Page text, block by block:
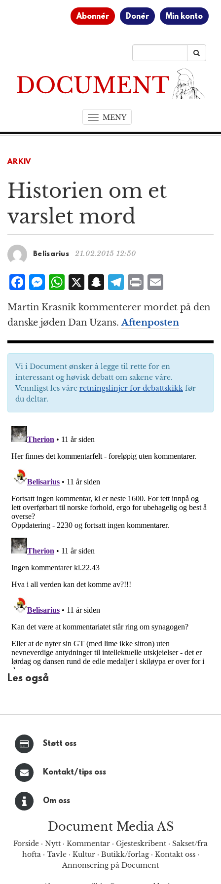
Abonnér Donér Min konto
MENYT
o
a
v
i
n
ARKIV
Historien om et
varslet mord
Belisarius 21.02.2015 12:50
F
a
c
e
b
o
o
k
M
ss
e
n
g
e
r
W
h
at
s
A
p
p
X S
a
p
c
h
at
T
e
g
r
a
m
P
n
t
m
ai
l
Martin Krasnik kommenterer mordet på den
danske jøden Dan Uzans.Aftenposten
Vi i Document ønsker å legge til rette for en
interessant og høvisk debatt om sakene våre.
Vennligst les våre retningslinjer for debattskikk før
du deltar.
Les også
Støtt oss
Kontakt/tips oss
Om oss
Document Media AS
Forside · Nytt · Kommentar · Gjesteskribent · Sakset/fra
hofta· Tavle· Kultur· Butikk/forlag· Kontakt oss·
Annonsering på Document